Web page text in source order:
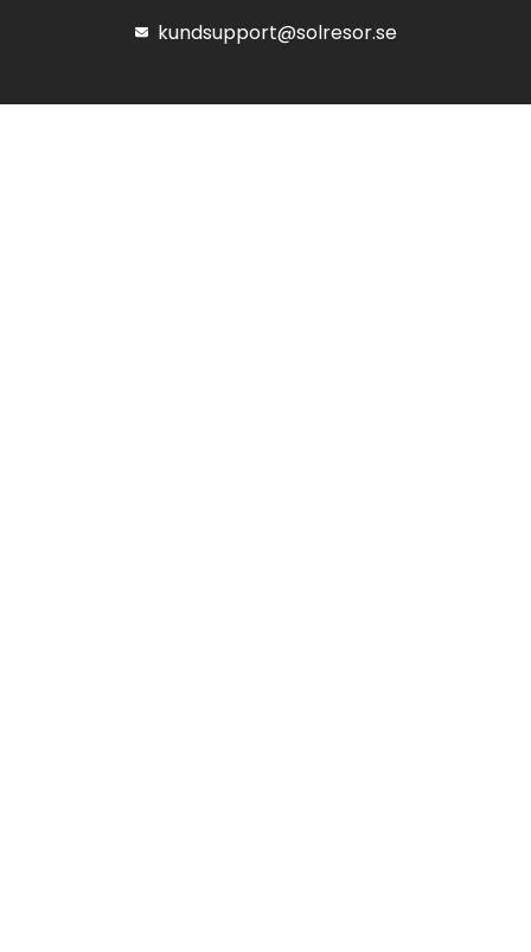
kundsupport@solresor.se